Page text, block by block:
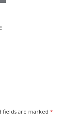
fields are marked *